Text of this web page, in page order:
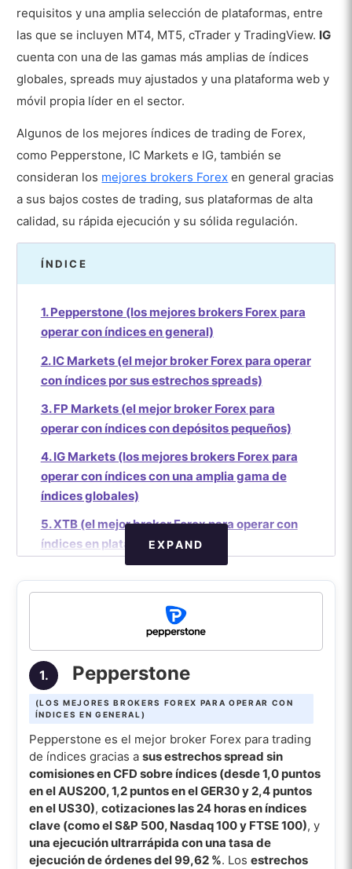
requisitos y una amplia selección de plataformas, entre
las que se incluyen MT4, MT5, cTrader y TradingView. IG
cuenta con una de las gamas más amplias de índices
globales, spreads muy ajustados y una plataforma web y
móvil propia líder en el sector.
Algunos de los mejores índices de trading de Forex,
como Pepperstone, IC Markets e IG, también se
consideran los mejores brokers Forex en general gracias
a sus bajos costes de trading, sus plataformas de alta
calidad, su rápida ejecución y su sólida regulación.
ÍNDICE
1. Pepperstone (los mejores brokers Forex para
operar con índices en general)
2. IC Markets (el mejor broker Forex para operar
con índices por sus estrechos spreads)
3. FP Markets (el mejor broker Forex para
operar con índices con depósitos pequeños)
4. IG Markets (los mejores brokers Forex para
operar con índices con una amplia gama de
índices globales)
5. XTB (el mejor broker Forex para operar con
índices en plataformas propias)
con índices en futuros estadounidenses)
7. City Index (los mejores brókers de Forex para
operar con índices para spread betting)
8. Interactive Brokers (el mejor broker Forex
para operar con índices para operadores
avanzados)
9. Saxo (el mejor broker Forex para operar con
índices para carteras de múltiples activos)
Comparación de los mejores broker Forex para
operar con índices
¿Cuál es el mejor broker Forex para
trading con CFD sobre índices?
EXPAND
1. Pepperstone
(LOS MEJORES BROKERS FOREX PARA OPERAR CON
ÍNDICES EN GENERAL)
Pepperstone es el mejor broker Forex para trading
de índices gracias a sus estrechos spread sin
comisiones en CFD sobre índices (desde 1,0 puntos
en el AUS200, 1,2 puntos en el GER30 y 2,4 puntos
en el US30), cotizaciones las 24 horas en índices
clave (como el S&P 500, Nasdaq 100 y FTSE 100), y
una ejecución ultrarrápida con una tasa de
ejecución de órdenes del 99,62 %. Los estrechos